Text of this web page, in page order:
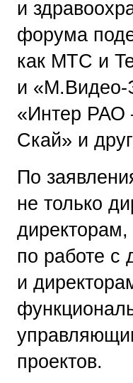
и
форума
как МТС и
и «М.Видео-
«Интер РАО
Скай» и
По
не только
по работе с
и
проектов.